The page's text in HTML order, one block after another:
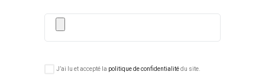
J’ai lu et accepté la politique de confidentialitédu site.